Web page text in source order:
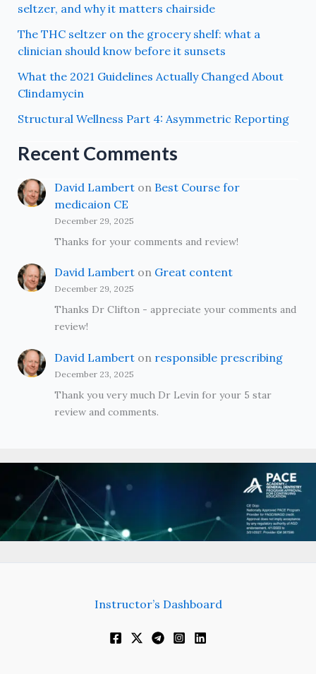
seltzer, and why it matters chairside
The THC seltzer on the grocery shelf: what a
clinician should know before it sunsets
What the 2021 Guidelines Actually Changed About
Clindamycin
Structural Wellness Part 4: Asymmetric Reporting
Recent Comments
David Lamberton Best Course for
medicaion CE
December 29, 2025
Thanks for your comments and review!
David Lamberton Great content
December 29, 2025
Thanks Dr Clifton - appreciate your comments and
review!
David Lamberton responsible prescribing
December 23, 2025
Thank you very much Dr Levin for your 5 star
review and comments.
Instructor’s Dashboard